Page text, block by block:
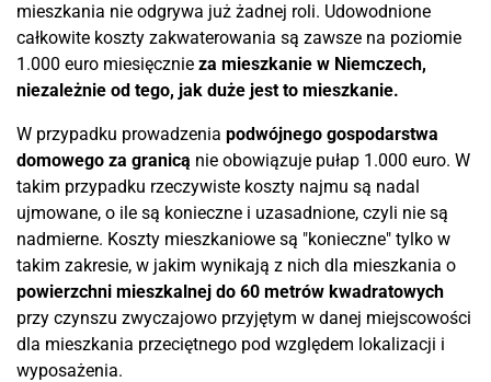
mieszkania nie odgrywa już żadnej roli. Udowodnione
całkowite koszty zakwaterowania są zawsze na poziomie
1.000 euro miesięcznie za mieszkanie w Niemczech,
niezależnie od tego, jak duże jest to mieszkanie.
W przypadku prowadzenia podwójnego gospodarstwa
domowego za granicą nie obowiązuje pułap 1.000 euro. W
takim przypadku rzeczywiste koszty najmu są nadal
ujmowane, o ile są konieczne i uzasadnione, czyli nie są
nadmierne. Koszty mieszkaniowe są "konieczne" tylko w
takim zakresie, w jakim wynikają z nich dla mieszkania o
powierzchni mieszkalnej do 60 metrów kwadratowych
przy czynszu zwyczajowo przyjętym w danej miejscowości
dla mieszkania przeciętnego pod względem lokalizacji i
wyposażenia.